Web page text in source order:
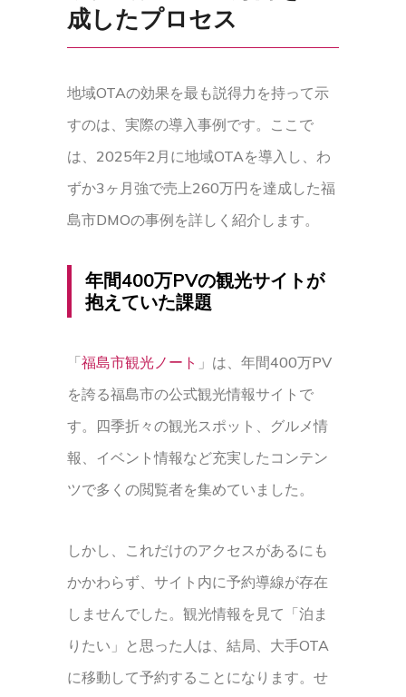
成したプロセス
地域OTAの効果を最も説得力を持って示
すのは、実際の導入事例です。ここで
は、2025年2月に地域OTAを導入し、わ
ずか3ヶ月強で売上260万円を達成した福
島市DMOの事例を詳しく紹介します。
年間400万PVの観光サイトが
抱えていた課題
「福島市観光ノート 」は、年間400万PV
を誇る福島市の公式観光情報サイトで
す。四季折々の観光スポット、グルメ情
報、イベント情報など充実したコンテン
ツで多くの閲覧者を集めていました。
しかし、これだけのアクセスがあるにも
かかわらず、サイト内に予約導線が存在
しませんでした。観光情報を見て「泊ま
りたい」と思った人は、結局、大手OTA
に移動して予約することになります。せ